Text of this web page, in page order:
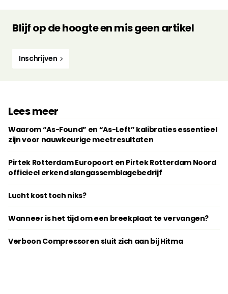
Blijf op de hoogte en mis geen artikel
Inschrijven
Lees meer
Waarom “As-Found” en “As-Left” kalibraties essentieel
zijn voor nauwkeurige meetresultaten
Pirtek Rotterdam Europoort en Pirtek Rotterdam Noord
officieel erkend slangassemblagebedrijf
Lucht kost toch niks?
Wanneer is het tijd om een breekplaat te vervangen?
Verboon Compressoren sluit zich aan bij Hitma